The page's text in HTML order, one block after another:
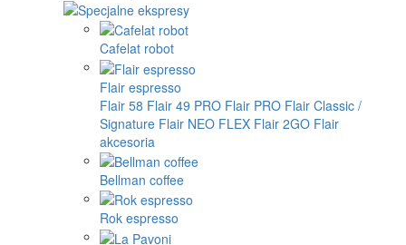
Cafelat robot
Flair espresso
Flair 58 Flair 49 PRO Flair PRO Flair Classic /
Signature Flair NEO FLEX Flair 2GO Flair
akcesoria
Bellman coffee
Rok espresso